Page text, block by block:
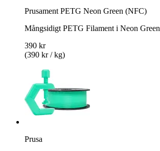
Prusament PETG Neon Green (NFC)
Mångsidigt PETG Filament i Neon Green
390 kr
(390 kr / kg)
Prusa